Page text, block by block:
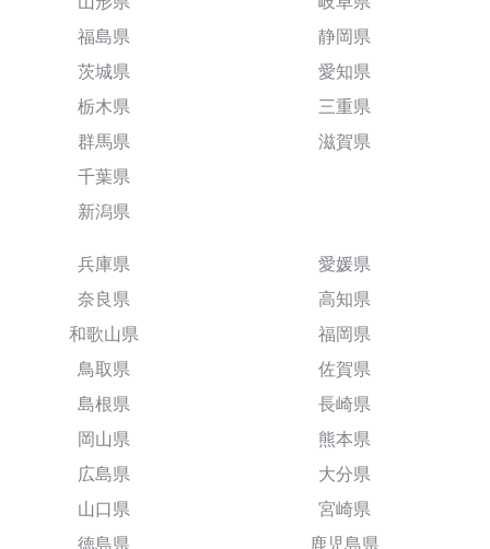
福島県
茨城県
栃木県
群馬県
千葉県
新潟県
静岡県
愛知県
三重県
滋賀県
兵庫県
奈良県
和歌山県
鳥取県
島根県
岡山県
広島県
山口県
徳島県
愛媛県
高知県
福岡県
佐賀県
長崎県
熊本県
大分県
宮崎県
鹿児島県